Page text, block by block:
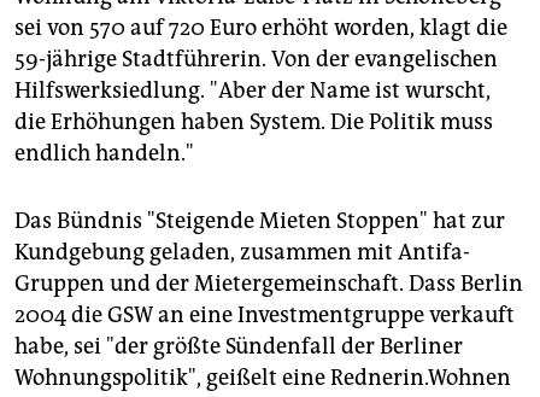
sei von 570 auf 720 Euro erhöht worden, klagt die
59-jährige Stadtführerin. Von der evangelischen
Hilfswerksiedlung. "Aber der Name ist wurscht,
die Erhöhungen haben System. Die Politik muss
endlich handeln."
Das Bündnis "Steigende Mieten Stoppen" hat zur
Kundgebung geladen, zusammen mit Antifa-
Gruppen und der Mietergemeinschaft. Dass Berlin
2004 die GSW an eine Investmentgruppe verkauft
habe, sei "der größte Sündenfall der Berliner
Wohnungspolitik", geißelt eine Rednerin.Wohnen